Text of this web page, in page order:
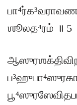
ஶூலத⁴ரம் ॥ 5